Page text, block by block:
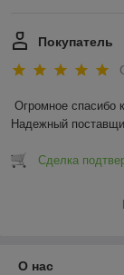
Покупатель
Огромное
Надежный
Сделка
О нас